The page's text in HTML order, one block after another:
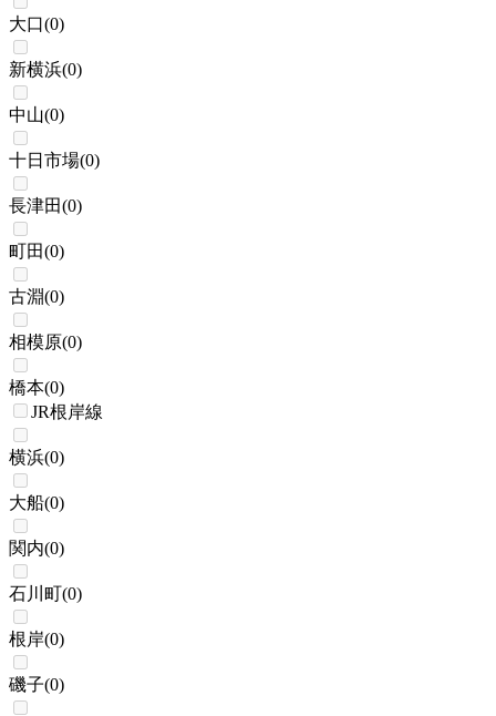
大口(0)
新横浜(0)
中山(0)
十日市場(0)
長津田(0)
町田(0)
古淵(0)
相模原(0)
橋本(0)
JR根岸線
横浜(0)
大船(0)
関内(0)
石川町(0)
根岸(0)
磯子(0)